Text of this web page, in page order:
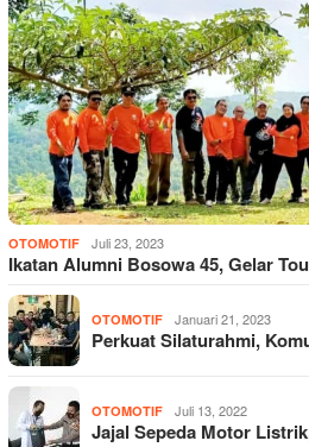
OTOMOTIF Juli 23, 2023
Ikatan Alumni Bosowa 45, Gelar
OTOMOTIF Januari 21, 2023
Perkuat Silaturahmi,
OTOMOTIF Juli 13, 2022
Jajal Sepeda Motor